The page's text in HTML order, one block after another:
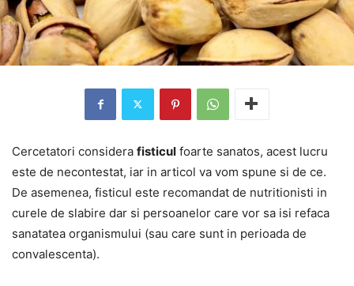
Cercetatori considera fisticul foarte sanatos, acest lucru
este de necontestat, iar in articol va vom spune si de ce.
De asemenea, fisticul este recomandat de nutritionisti in
curele de slabire dar si persoanelor care vor sa isi refaca
sanatatea organismului (sau care sunt in perioada de
convalescenta).